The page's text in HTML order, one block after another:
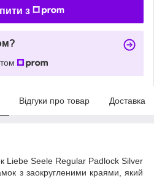
з
Відгуки про товар Доставка
Liebe Seele Regular Padlock Silver
з заокругленими краями, який